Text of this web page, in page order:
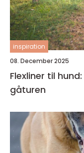
inspiration
08. December 2025
Flexliner til
gåturen